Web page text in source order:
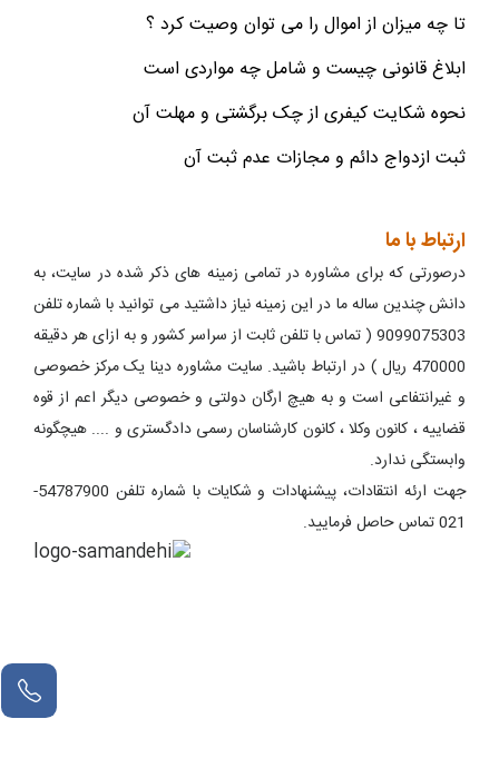
تا چه میزان از اموال را می توان وصیت کرد ؟
ابلاغ قانونی چیست و شامل چه مواردی است
نحوه شکایت کیفری از چک برگشتی و مهلت آن
ثبت ازدواج دائم و مجازات عدم ثبت آن
ارتباط با ما
درصورتی که برای مشاوره در تمامی زمینه های ذکر شده در سایت، به
دانش چندین ساله ما در این زمینه نیاز داشتید می توانید با شماره تلفن
9099075303 ( تماس با تلفن ثابت از سراسر کشور و به ازای هر دقیقه
470000 ریال ) در ارتباط باشید. سایت مشاوره دینا یک مرکز خصوصی
و غیرانتفاعی است و به هیچ ارگان دولتی و خصوصی دیگر اعم از قوه
قضاییه ، کانون وکلا ، کانون کارشناسان رسمی دادگستری و .... هیچگونه
وابستگی ندارد.
جهت ارئه انتقادات، پیشنهادات و شکایات با شماره تلفن 54787900-
021 تماس حاصل فرمایید.